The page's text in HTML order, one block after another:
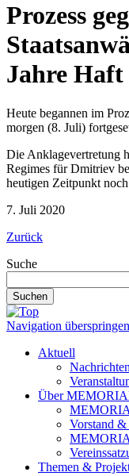
Prozess
Jahre Haft
Heute begannen im
morgen (8. Juli)
Die Anklagevertretung
Regimes für Dmitriev
heutigen Zeitpunkt
7. Juli 2020
Zurück
Suche
Suchen
Navigation überspringen
Aktuell
Nachrichten
Über
Vorstand &
Themen &